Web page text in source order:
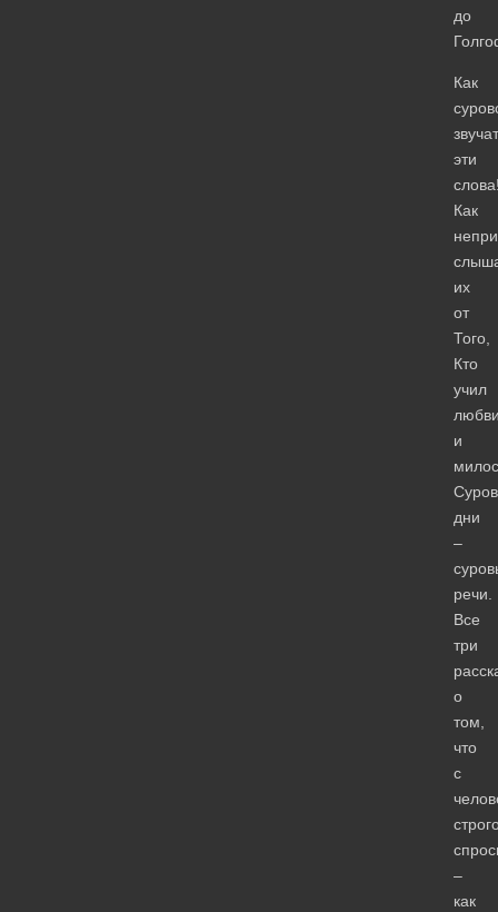
до
Как
звучат
эти
Как
их
от
Того,
Кто
учил
и
дни
–
речи.
Все
три
о
том,
что
с
–
как